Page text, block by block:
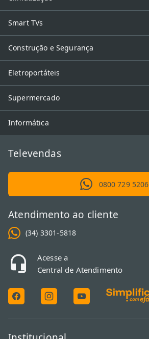
Smart TVs
Construção e Segurança
Eletroportáteis
Supermercado
Informática
Televendas
0800 729 5206
Atendimento ao cliente
(34) 3301-5818
Acesse a
Central de Atendimento